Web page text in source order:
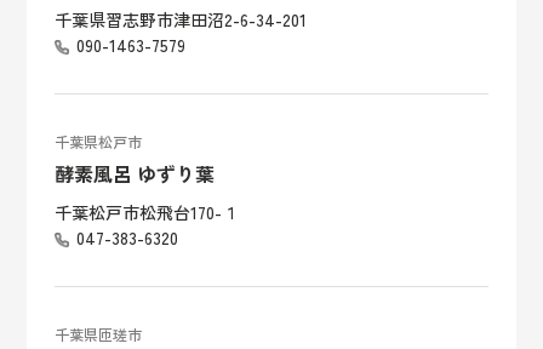
千葉県習志野市津田沼2-6-34-201
090-1463-7579
千葉県松戸市
酵素風呂 ゆずり葉
千葉松戸市松飛台170-１
047-383-6320
千葉県匝瑳市